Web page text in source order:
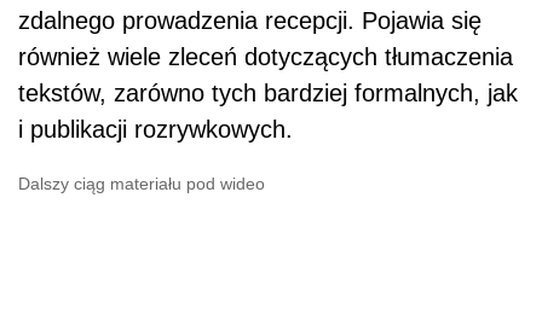
zdalnego prowadzenia recepcji. Pojawia się
również wiele zleceń dotyczących tłumaczenia
tekstów, zarówno tych bardziej formalnych, jak
i publikacji rozrywkowych.
Dalszy ciąg materiału pod wideo